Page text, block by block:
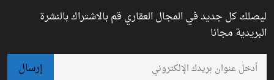
ليصلك كل جديد في المجال العقاري قم بالاشتراك بالنشرة
البريدية مجانا